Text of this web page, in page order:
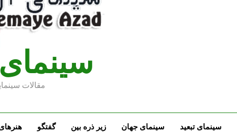
سينماى
مقالات
سینمای تبعید سینمای جهان زیر ذره بین گفتگو